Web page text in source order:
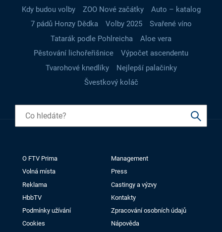
Kdy budou volby
ZOO Nové začátky
Auto – katalog
7 pádů Honzy Dědka
Volby 2025
Svařené víno
Tatarák podle Pohlreicha
Aloe vera
Pěstování lichořeřišnice
Výpočet ascendentu
Tvarohové knedlíky
Nejlepší palačinky
Švestkový koláč
O FTV Prima
Management
Volná místa
Press
Reklama
Castingy a výzvy
HbbTV
Kontakty
Podmínky užívání
Zpracování osobních údajů
Cookies
Nápověda